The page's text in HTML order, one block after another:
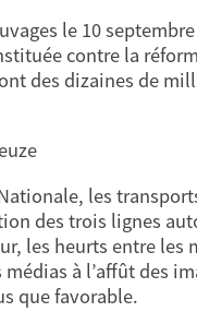
le 10 septembre
contre la
des dizaines de
les
des trois lignes
les heurts entre les
à l’affût des
que favorable.